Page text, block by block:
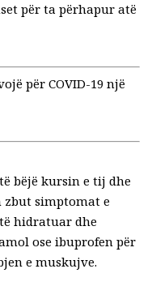
për ta përhapur atë
për COVID-19 një
bëjë kursin e tij dhe
zbut simptomat e
hidratuar dhe
ose ibuprofen për
e muskujve.